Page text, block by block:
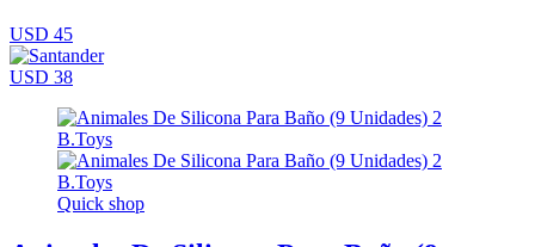
USD 45
USD 38
Quick shop